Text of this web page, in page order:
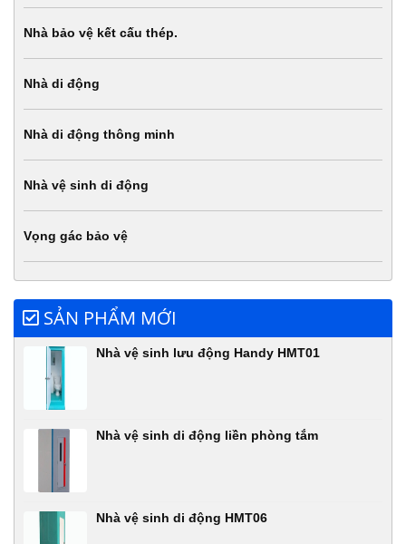
Nhà bảo vệ kết cấu thép.
Nhà di động
Nhà di động thông minh
Nhà vệ sinh di động
Vọng gác bảo vệ
SẢN PHẨM MỚI
Nhà vệ sinh lưu động Handy HMT01
Nhà vệ sinh di động liền phòng tắm
Nhà vệ sinh di động HMT06